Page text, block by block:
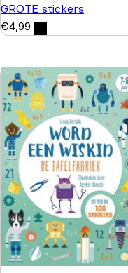
GROTE stickers
€4,99